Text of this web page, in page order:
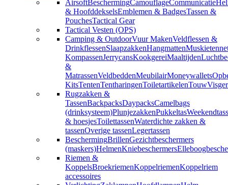
AirsoftBeschermingCamouflageCommunicatie
& HoofddekselsEmblemen & BadgesTassen &
PouchesTactical Gear
Tactical Vesten (OPS)
Camping & OutdoorVuur MakenVeldflessen &
DrinkflessenSlaapzakkenHangmatten
KompassenJerrycansKookgereiMaaltijden
&
MatrassenVeldbeddenMeubilairMoneywallets
KitsTentenTentharingenToiletartikelenTouw
Rugzakken &
TassenBackpacksDaypacksCamelbags
(drinksysteem)PlunjezakkenPukkeltas
& hoesjesToilettassenWaterdichte zakken &
tassenOverige tassenLegertassen
BeschermingBrillenGezichtbeschermers
(maskers)HelmenKniebeschermers
Riemen &
KoppelsBroekriemenKoppelriemenKoppelriem
accessoires